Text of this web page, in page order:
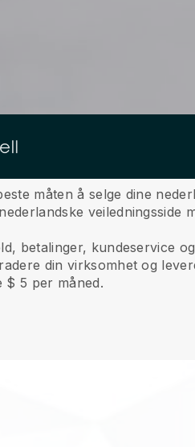
måten å selge dine
betalinger, kundeservice
din virksomhet og
$ 5 per måned.